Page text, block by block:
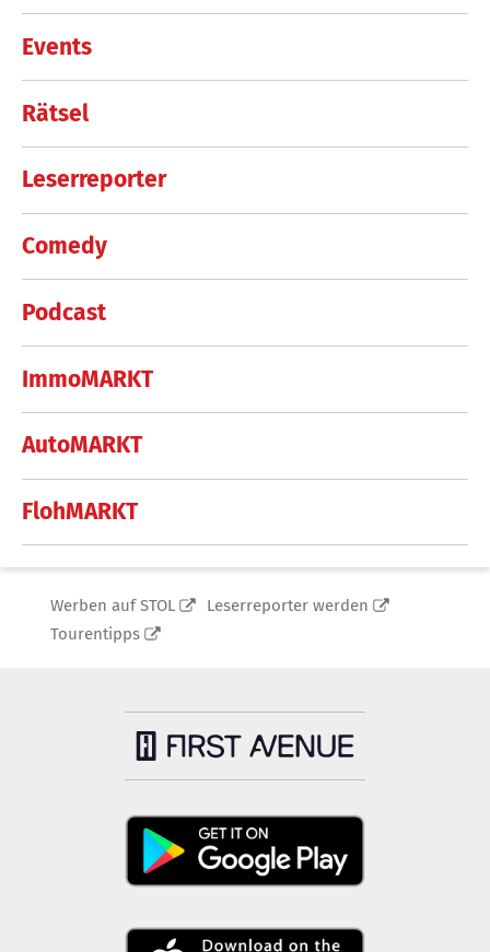
Events
Rätsel
Leserreporter
Comedy
Podcast
ImmoMARKT
AutoMARKT
FlohMARKT
Werben auf STOL
Leserreporter werden
Tourentipps